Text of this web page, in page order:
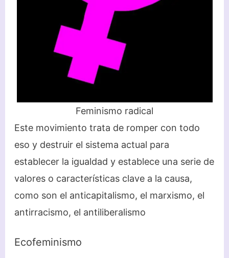
Feminismo radical
Este movimiento trata de romper con todo
eso y destruir el sistema actual para
establecer la igualdad y establece una serie de
valores o características clave a la causa,
como son el anticapitalismo, el marxismo, el
antirracismo, el antiliberalismo
Ecofeminismo